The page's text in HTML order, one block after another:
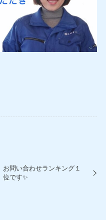
お問い合わせランキング１
位です✨